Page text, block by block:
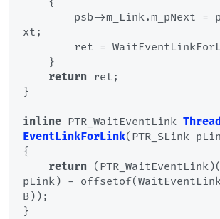
xt;
return ret;
}
inline PTR_WaitEventLink
EventLinkForLink(PTR_SLink
{
return
pLink) -
B));
}